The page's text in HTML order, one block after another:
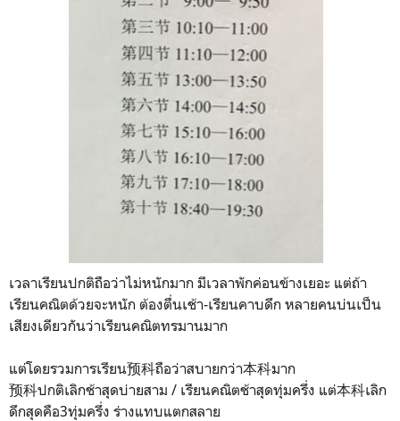
เวลาเรียนปกติถือว่าไม่หนักมาก มีเวลาพักค่อนข้างเยอะ แต่ถ้า
เรียนคณิตด้วยจะหนัก ต้องตื่นเช้า-เรียนคาบดึก หลายคนบ่นเป็น
เสียงเดียวกันว่าเรียนคณิตทรมานมาก
แต่โดยรวมการเรียน预科ถือว่าสบายกว่า本科มาก
预科ปกติเลิกช้าสุดบ่ายสาม / เรียนคณิตช้าสุดทุ่มครึ่ง แต่本科เลิก
ดึกสุดคือ3ทุ่มครึ่ง ร่างแทบแตกสลาย